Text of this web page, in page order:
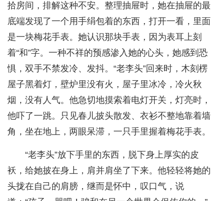
拾房间，排解这种不安。整理抽屉时，她在抽屉的最
底端发现了一个用手绢包着的东西，打开一看，里面
是一块梅花手表。她认识那块手表，因为表耳上刻
着“和”字。一种不祥的预感渗入她的心头，她感到恐
惧，双手不禁发冷、发抖。“老李头”回来时，木刻楞
屋子黑着灯，壁炉里没有火，屋子里冰冷，冷火秋
烟，没有人气。他急切地摸索着电灯开关，灯亮时，
他吓了一跳。只见春儿披头散发、衣衫不整地靠着墙
角，坐在地上，两眼呆滞，一只手里握着梅花手表。
“老李头”放下手里的东西，脱下身上厚实的皮
袄，给她披在身上，肩并肩坐了下来。他轻轻将她的
头拢在自己的肩膀，继而是怀中，叹口气，说